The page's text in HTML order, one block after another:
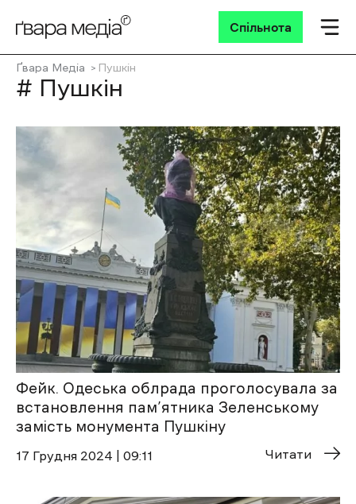
Спільнота
Ґвара Медіа Пушкін
# Пушкін
Фейк. Одеська облрада проголосувала за
встановлення пам’ятника Зеленському
замість монумента Пушкіну
17 Грудня 2024 | 09:11 Читати